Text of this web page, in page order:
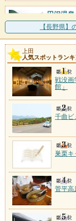
田沢温泉
施設数
木造の
有名な
八幡温泉
施設数
【長野県
上田
人気スポットラン
戦没画
館」
千曲ビ
巣栗キ
菅平高